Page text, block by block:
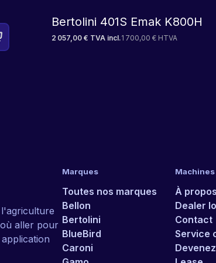
Bertolini 401S Emak K800H
2 057,00 € TVA incl.1 700,00 € HTVA
aller pour
Marques
Toutes nos marques
Bellon
Bertolini
BlueBird
Caroni
À
Dealer
Contact
Service